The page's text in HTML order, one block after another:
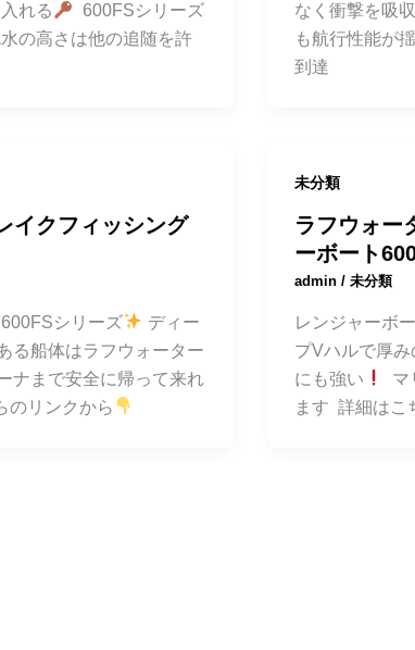
れる
600FSシリーズ
の高さは他の追随を許
なく衝撃を吸収
も航行性能が
到達
イクフィッシング
シリーズ
ディー
る船体はラフウォーター
ナまで安全に帰って来れ
のリンクから
未分類
ラフウォ
ーボート
admin / 未分類
レンジャーボ
プVハルで厚
にも強い
マ
ます 詳細はこ